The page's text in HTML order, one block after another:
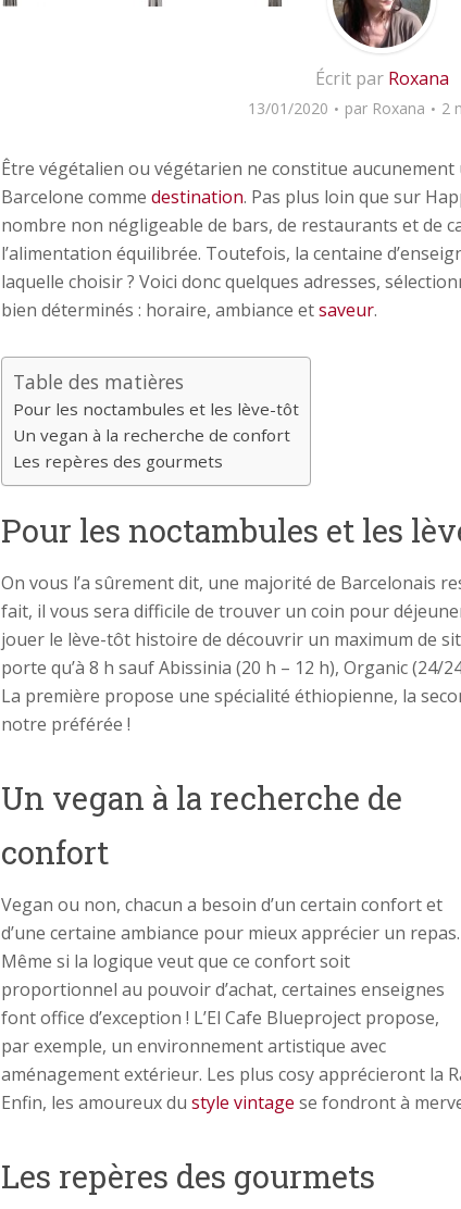
Écrit par Roxana
13/01/2020 par Roxana 2
Être végétalien ou végétarien ne constitue aucunement
Barcelone comme destination. Pas plus loin que sur
nombre non négligeable de bars, de restaurants et de
l’alimentation équilibrée. Toutefois, la centaine
laquelle choisir ? Voici donc quelques adresses,
bien déterminés : horaire, ambiance etsaveur.
Table des matières
Pour les noctambules et les lève-tôt
Un vegan à la recherche de confort
Les repères des gourmets
Pour les noctambules et les
On vous l’a sûrement dit, une majorité de Barcelonais
fait, il vous sera difficile de trouver un coin pour
jouer le lève-tôt histoire de découvrir un maximum de
porte qu’à 8 h sauf Abissinia (20 h – 12 h), Organic (24/
La première propose une spécialité éthiopienne, la
notre préférée !
Un vegan à la recherche de
confort
Vegan ou non, chacun a besoin d’un certain confort et
d’une certaine ambiance pour mieux apprécier un repas.
Même si la logique veut que ce confort soit
proportionnel au pouvoir d’achat, certaines enseignes
font office d’exception ! L’El Cafe Blueproject propose,
par exemple, un environnement artistique avec
aménagement extérieur. Les plus cosy apprécieront la
Enfin, les amoureux du style vintage se fondront à
Les repères des gourmets